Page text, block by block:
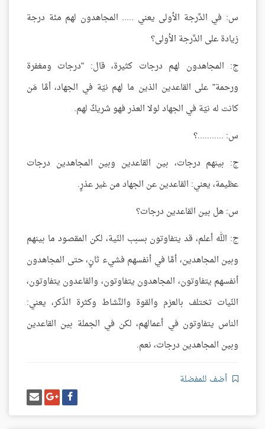
س: في الدَّرجة الأولى يعني ..... المجاهدون لهم مئة درجة
زيادة على الدَّرجة الأولى؟
ج: المجاهدون لهم درجات كثيرة، قال: "درجات ومغفرة
ورحمة" على القاعدين الذين ما لهم نيّة في الجهاد، أمَّا مَن
كانت له نيّة في الجهاد لولا العذر فهو شريكٌ لهم.
س: ...........؟
ج: بينهم درجات، بين القاعدين وبين المجاهدين درجات
عظيمة، يعني: القاعدين عن الجهاد من غير عذرٍ.
س: هل بين القاعدين درجات؟
ج: الله أعلم، قد يتفاوتون بسبب النّية، لكن المقصود ما بينهم
وبين المجاهدين، أمَّا في أنفسهم فشيء ثانٍ، حتى المجاهدون
أنفسهم يتفاوتون، المجاهدون يتفاوتون، والقاعدون يتفاوتون،
النّيات تختلف بالعزم والقوة والنَّشاط وكثرة الذّكر، يعني:
الناس يتفاوتون في أعمالهم، لكن في الجملة بين القاعدين
وبين المجاهدين درجات، نعم.
أضف للمفضلة
شارك
على
فيسبوك
شارك
على
غوغل
بلس
إرسل
إيميل